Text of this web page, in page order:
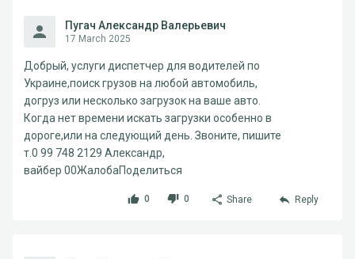
Пугач Александр Валерьевич
17 March 2025
Добрый, услуги диспетчер для водителей по
Украине,поиск грузов на любой автомобиль,
догруз или несколько загрузок на ваше авто.
Когда нет времени искать загрузки особенно в
дороге,или на следующий день. Звоните, пишите
т.0 99 748 2129 Александр,
вайбер 00ЖалобаПоделиться
0 0 Share Reply